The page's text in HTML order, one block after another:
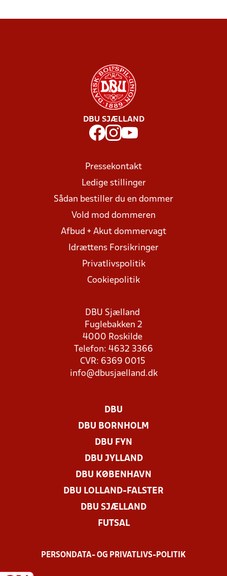
DBU SJÆLLAND
Pressekontakt
Ledige stillinger
Sådan bestiller du en dommer
Vold mod dommeren
Afbud + Akut dommervagt
Idrættens Forsikringer
Privatlivspolitik
Cookiepolitik
DBU Sjælland
Fuglebakken 2
4000 Roskilde
Telefon: 4632 3366
CVR: 6369 0015
info@dbusjaelland.dk
DBU
DBU BORNHOLM
DBU FYN
DBU JYLLAND
DBU KØBENHAVN
DBU LOLLAND-FALSTER
DBU SJÆLLAND
FUTSAL
PERSONDATA- OG PRIVATLIVS-POLITIK